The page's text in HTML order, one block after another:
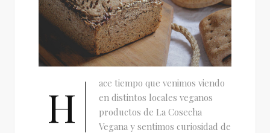
H
ace tiempo que venimos viendo
en distintos locales veganos
productos de La Cosecha
Vegana y sentimos curiosidad de